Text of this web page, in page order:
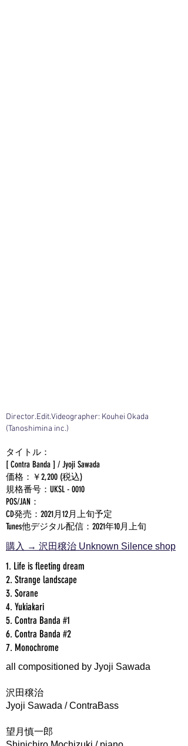
Director.Edit.Videographer: Kouhei Okada
(Tanoshimina inc.)
タイトル：
[ Contra Banda ] / Jyoji Sawada
価格：￥2,200 (税込)
規格番号：UKSL - 0010
POS/JAN：
CD発売：2021月12月上旬予定
Tunes他デジタル配信：2021年10月上旬
購入 → 沢田穣治 Unknown Silence shop
1. Life is fleeting dream
2. Strange landscape
3. Sorane
4. Yukiakari
5. Contra Banda #1
6. Contra Banda #2
7. Monochrome
all compositioned by Jyoji Sawada
沢田穣治
Jyoji Sawada / ContraBass
望月慎一郎